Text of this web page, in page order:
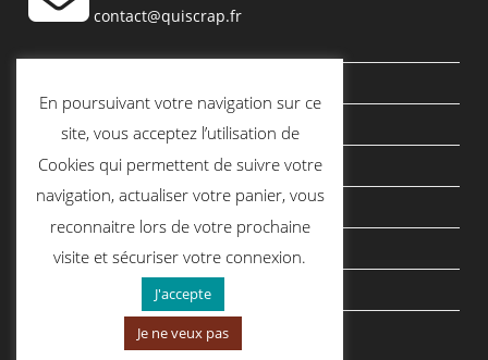
contact@quiscrap.fr
Le Blog
Conditions générales de vente
Mentions légales
Politique de confidentialité
politique de cookies
En poursuivant votre navigation sur ce
site, vous acceptez l’utilisation de
Cookies qui permettent de suivre votre
navigation, actualiser votre panier, vous
reconnaitre lors de votre prochaine
visite et sécuriser votre connexion.
J'accepte
Je ne veux pas